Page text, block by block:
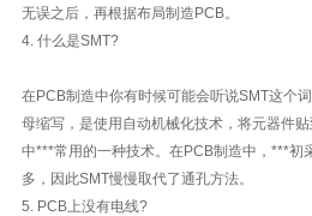
无误之后，再根据布局制造PCB。
4. 什么是SMT?
在PCB制造中你有时候可能会听说SMT这个
母缩写，是使用自动机械化技术，将元器件
中***常用的一种技术。在PCB制造中，***初
多，因此SMT慢慢取代了通孔方法。
5. PCB上没有电线?